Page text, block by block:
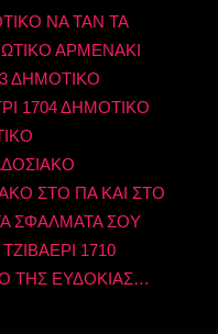
ΝΑ ΤΑΝ ΤΑ
ΑΡΜΕΝΑΚΙ
ΔΗΜΟΤΙΚΟ
1704 ΔΗΜΟΤΙΚΟ
ΣΤΟ ΠΑ ΚΑΙ ΣΤΟ
ΣΦΑΛΜΑΤΑ ΣΟΥ
1710
ΤΗΣ ΕΥΔΟΚΙΑΣ…